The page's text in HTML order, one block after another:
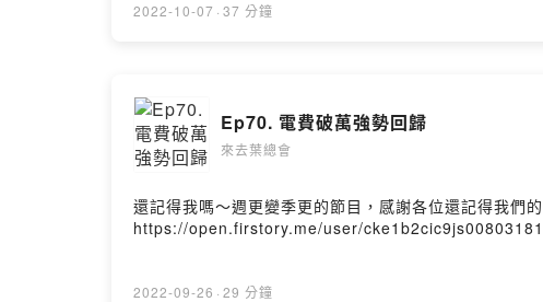
2022-10-07 · 37 分鐘
Ep70. 電費破萬強勢回歸
來去葉總會
還記得我嗎～週更變季更的節目，感謝各位還記得我們
https://open.firstory.me/user/
2022-09-26 · 29 分鐘